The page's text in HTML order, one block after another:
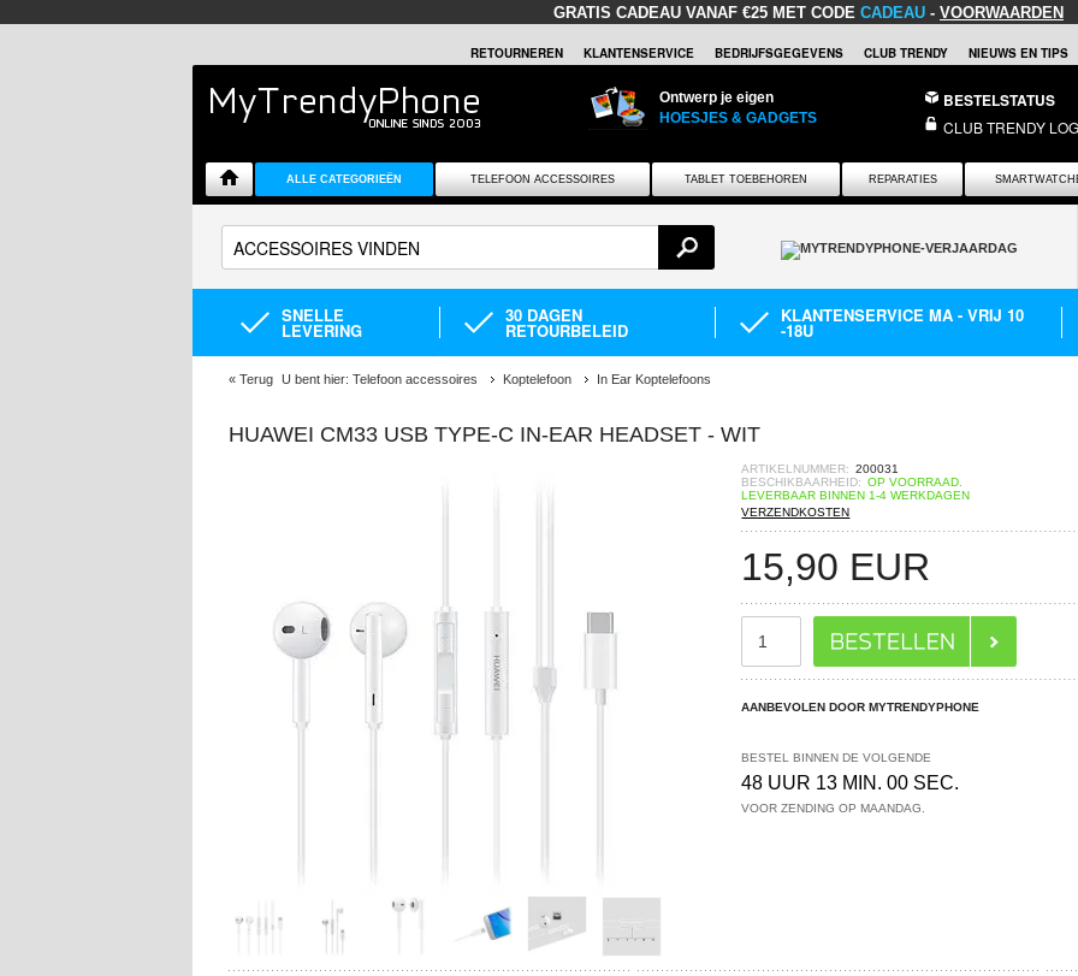
GRATIS CADEAU VANAF €25 MET CODE CADEAU - VOORWAARDEN
RETOURNEREN KLANTENSERVICE BEDRIJFSGEGEVENS CLUB TRENDY NIEUWS EN TIPS
Ontwerp je eigen
HOESJES & GADGETS
BESTELSTATUS
CLUB TRENDY
ALLE CATEGORIEËN TELEFOON ACCESSOIRES TABLET TOEBEHOREN REPARATIES
SNELLE
LEVERING
30 DAGEN
RETOURBELEID
KLANTENSERVICE MA - VRIJ 10
-18U
« Terug U bent hier: Telefoon accessoires Koptelefoon In Ear Koptelefoons
HUAWEI CM33 USB TYPE-C IN-EAR HEADSET - WIT
ARTIKELNUMMER: 200031
BESCHIKBAARHEID: OP VOORRAAD.
LEVERBAAR BINNEN 1-4 WERKDAGEN
VERZENDKOSTEN
15,90 EUR
AANBEVOLEN DOOR MYTRENDYPHONE
BESTEL BINNEN DE VOLGENDE
48 UUR 13 MIN. 00 SEC.
VOOR ZENDING OP MAANDAG.